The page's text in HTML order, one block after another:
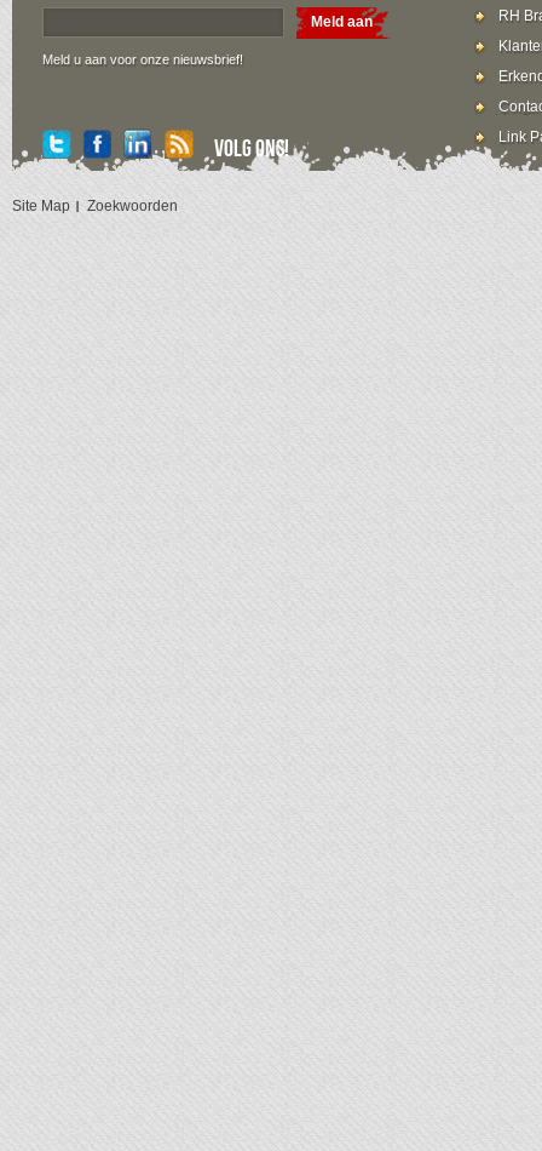
Meld aan
Meld u aan voor onze nieuwsbrief!
RH
Link
Volg ons!
Site Map Zoekwoorden